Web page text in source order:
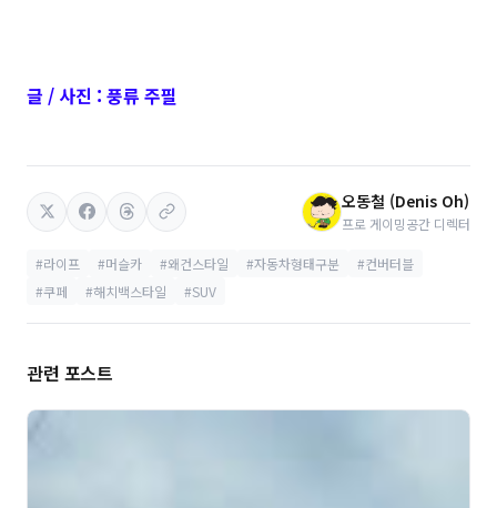
글 / 사진 : 풍류 주필
오동철 (Denis Oh)
프로 게이밍공간 디렉터
#라이프 #머슬카 #왜건스타일 #자동차형태구분
#컨버터블
#쿠페
#해치백스타일 #SUV
관련 포스트